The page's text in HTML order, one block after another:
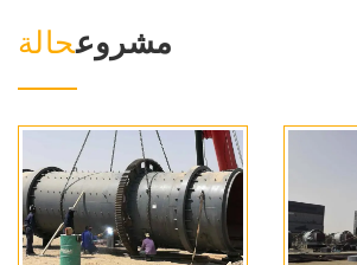
مشروعحالة